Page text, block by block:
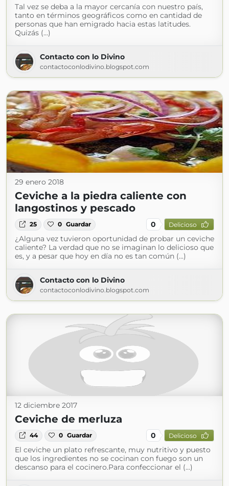
Tal vez se deba a la mayor cercanía con nuestro país,
tanto en términos geográficos como en cantidad de
personas que han emigrado hacia estas latitudes.
Quizás (...)
Contacto con lo Divino
contactoconlodivino.blogspot.com
29 enero 2018
Ceviche a la piedra caliente con
langostinos y pescado
25 0 Guardar 0 Delicioso
¿Alguna vez tuvieron oportunidad de probar un ceviche
caliente? La verdad que no se imaginan lo delicioso que
es, y a pesar que hoy en día no es tan común (...)
Contacto con lo Divino
contactoconlodivino.blogspot.com
12 diciembre 2017
Ceviche de merluza
44 0 Guardar 0 Delicioso
El ceviche un plato refrescante, muy nutritivo y puesto
que los ingredientes no se cocinan con fuego son un
descanso para el cocinero.Para confeccionar el (...)